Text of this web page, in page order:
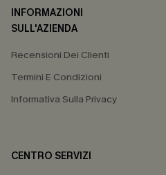
INFORMAZIONI
SULL'AZIENDA
Recensioni Dei Clienti
Termini E Condizioni
Informativa Sulla Privacy
CENTRO SERVIZI